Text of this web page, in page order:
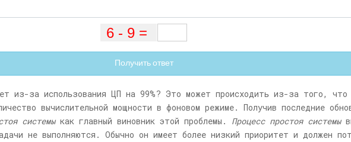
Получить ответ
из-за использования ЦП на 99%? Это может происходить из-за того, что
вычислительной мощности в фоновом режиме. Получив последние
системыкак главный виновник этой проблемы. Процесс простоя системы
не выполняются. Обычно он имеет более низкий приоритет и должен